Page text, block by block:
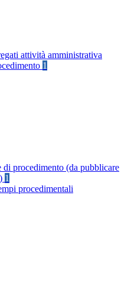
attività amministrativa
1
di procedimento (da pubblicare
1
procedimentali